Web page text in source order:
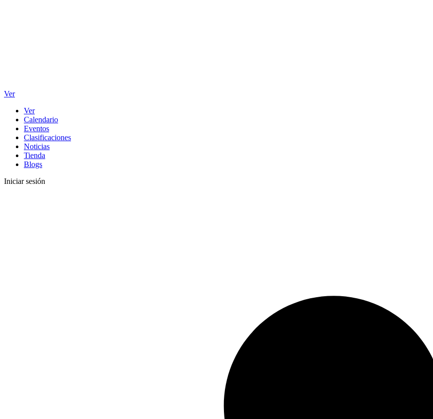
Ver
Ver
Calendario
Eventos
Clasificaciones
Noticias
Tienda
Blogs
Iniciar sesión